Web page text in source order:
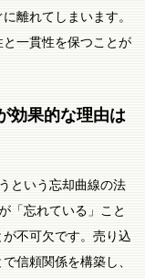
離れてしまいます。
一貫性を保つことが
効果的な理由は
という忘却曲線の法
「忘れている」こと
不可欠です。売り込
信頼関係を構築し、